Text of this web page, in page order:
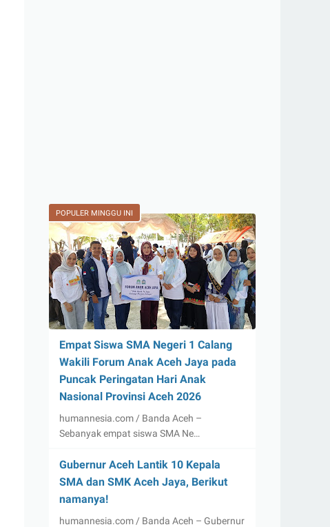
POPULER MINGGU INI
Empat Siswa SMA Negeri 1 Calang
Wakili Forum Anak Aceh Jaya pada
Puncak Peringatan Hari Anak
Nasional Provinsi Aceh 2026
humannesia.com / Banda Aceh –
Sebanyak empat siswa SMA Ne…
Gubernur Aceh Lantik 10 Kepala
SMA dan SMK Aceh Jaya, Berikut
namanya!
humannesia.com / Banda Aceh – Gubernur